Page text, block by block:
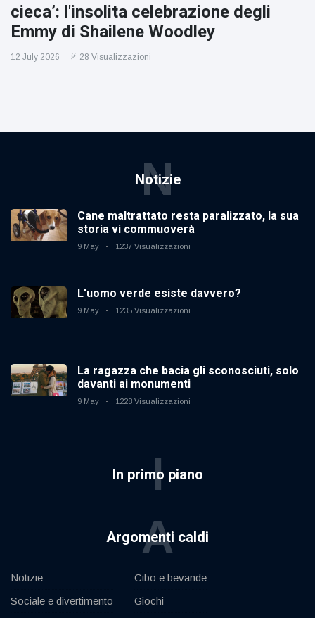
cieca’: l'insolita celebrazione degli
Emmy di Shailene Woodley
12 July 2026 28 Visualizzazioni
Notizie
N
Cane maltrattato resta paralizzato, la sua
storia vi commuoverà
9 May 1237 Visualizzazioni
L'uomo verde esiste davvero?
9 May 1235 Visualizzazioni
La ragazza che bacia gli sconosciuti, solo
davanti ai monumenti
9 May 1228 Visualizzazioni
In primo piano
I
Argomenti caldi
A
Notizie
Sociale e divertimento
Cibo e bevande
Giochi